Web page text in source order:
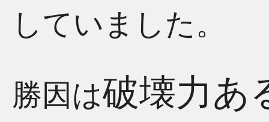
していました。
勝因は破壊力あ